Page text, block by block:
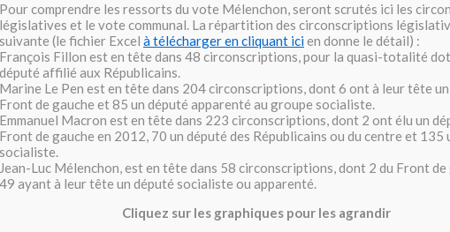
Pour comprendre les ressorts du vote Mélenchon, seront scrutés ici les
législatives et le vote communal. La répartition des circonscriptions
suivante (le fichier Excel à télécharger en cliquant icien donne le détail) :
François Fillon est en tête dans 48 circonscriptions, pour la quasi-totalité
député affilié aux Républicains.
Marine Le Pen est en tête dans 204 circonscriptions, dont 6 ont à leur tête
Front de gauche et 85 un député apparenté au groupe socialiste.
Emmanuel Macron est en tête dans 223 circonscriptions, dont 2 ont élu un
Front de gauche en 2012, 70 un député des Républicains ou du centre et 135
socialiste.
Jean-Luc Mélenchon, est en tête dans 58 circonscriptions, dont 2 du Front de
49 ayant à leur tête un député socialiste ou apparenté.
Cliquez sur les graphiques pour les agrandir